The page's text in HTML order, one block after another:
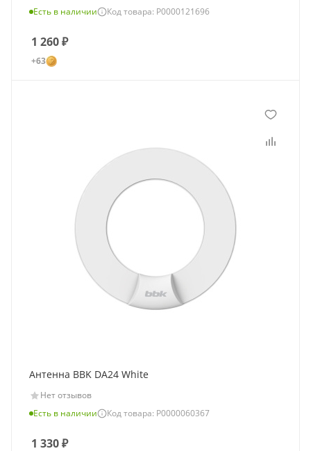
Есть в наличии
Код товара: Р0000121696
1 260₽
+63
Антенна BBK DA24 White
Нет отзывов
Есть в наличии
Код товара: Р0000060367
1 330₽